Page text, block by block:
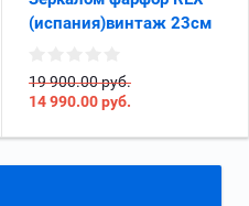
(испания)винтаж 23см
19 900.00 руб.
14 990.00руб.